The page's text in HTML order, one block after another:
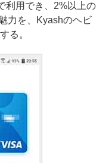
利用でき、2%以上の
力を、Kyashのヘビ
る。